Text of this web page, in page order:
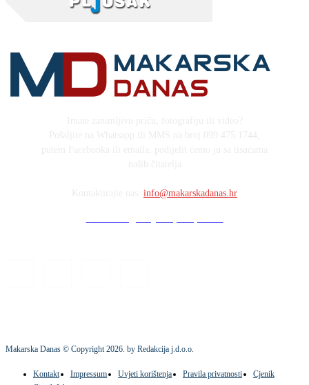
info@makarskadanas.hr
Makarska Danas © Copyright2026. by Redakcija j.d.o.o.
Kontakt Impressum Uvjeti korištenja Pravila privatnosti
Cjenik